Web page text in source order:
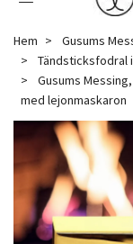
Hem
Gusums
Tändsticksfodral
Gusums
med lejonmaskaron